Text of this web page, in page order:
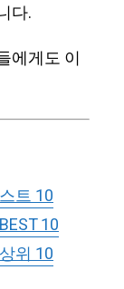
다.
에게도 이
트 10
10
위 10